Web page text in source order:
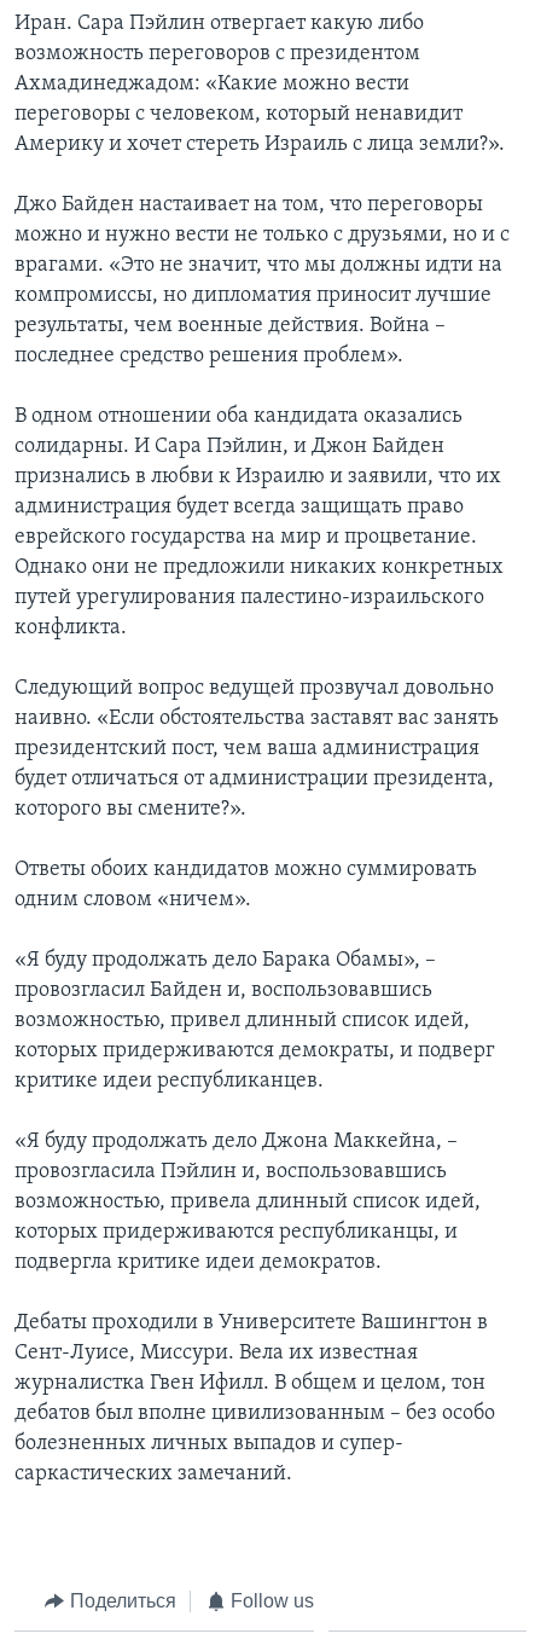
Иран. Сара Пэйлин отвергает какую либо
возможность переговоров с президентом
Ахмадинеджадом: «Какие можно вести
переговоры с человеком, который ненавидит
Америку и хочет стереть Израиль с лица земли?».
Джо Байден настаивает на том, что переговоры
можно и нужно вести не только с друзьями, но и с
врагами. «Это не значит, что мы должны идти на
компромиссы, но дипломатия приносит лучшие
результаты, чем военные действия. Война –
последнее средство решения проблем».
В одном отношении оба кандидата оказались
солидарны. И Сара Пэйлин, и Джон Байден
признались в любви к Израилю и заявили, что их
администрация будет всегда защищать право
еврейского государства на мир и процветание.
Однако они не предложили никаких конкретных
путей урегулирования палестино-израильского
конфликта.
Следующий вопрос ведущей прозвучал довольно
наивно. «Если обстоятельства заставят вас занять
президентский пост, чем ваша администрация
будет отличаться от администрации президента,
которого вы смените?».
Ответы обоих кандидатов можно суммировать
одним словом «ничем».
«Я буду продолжать дело Барака Обамы», –
провозгласил Байден и, воспользовавшись
возможностью, привел длинный список идей,
которых придерживаются демократы, и подверг
критике идеи республиканцев.
«Я буду продолжать дело Джона Маккейна, –
провозгласила Пэйлин и, воспользовавшись
возможностью, привела длинный список идей,
которых придерживаются республиканцы, и
подвергла критике идеи демократов.
Дебаты проходили в Университете Вашингтон в
Сент-Луисе, Миссури. Вела их известная
журналистка Гвен Ифилл. В общем и целом, тон
дебатов был вполне цивилизованным – без особо
болезненных личных выпадов и супер-
саркастических замечаний.
Поделиться Follow us